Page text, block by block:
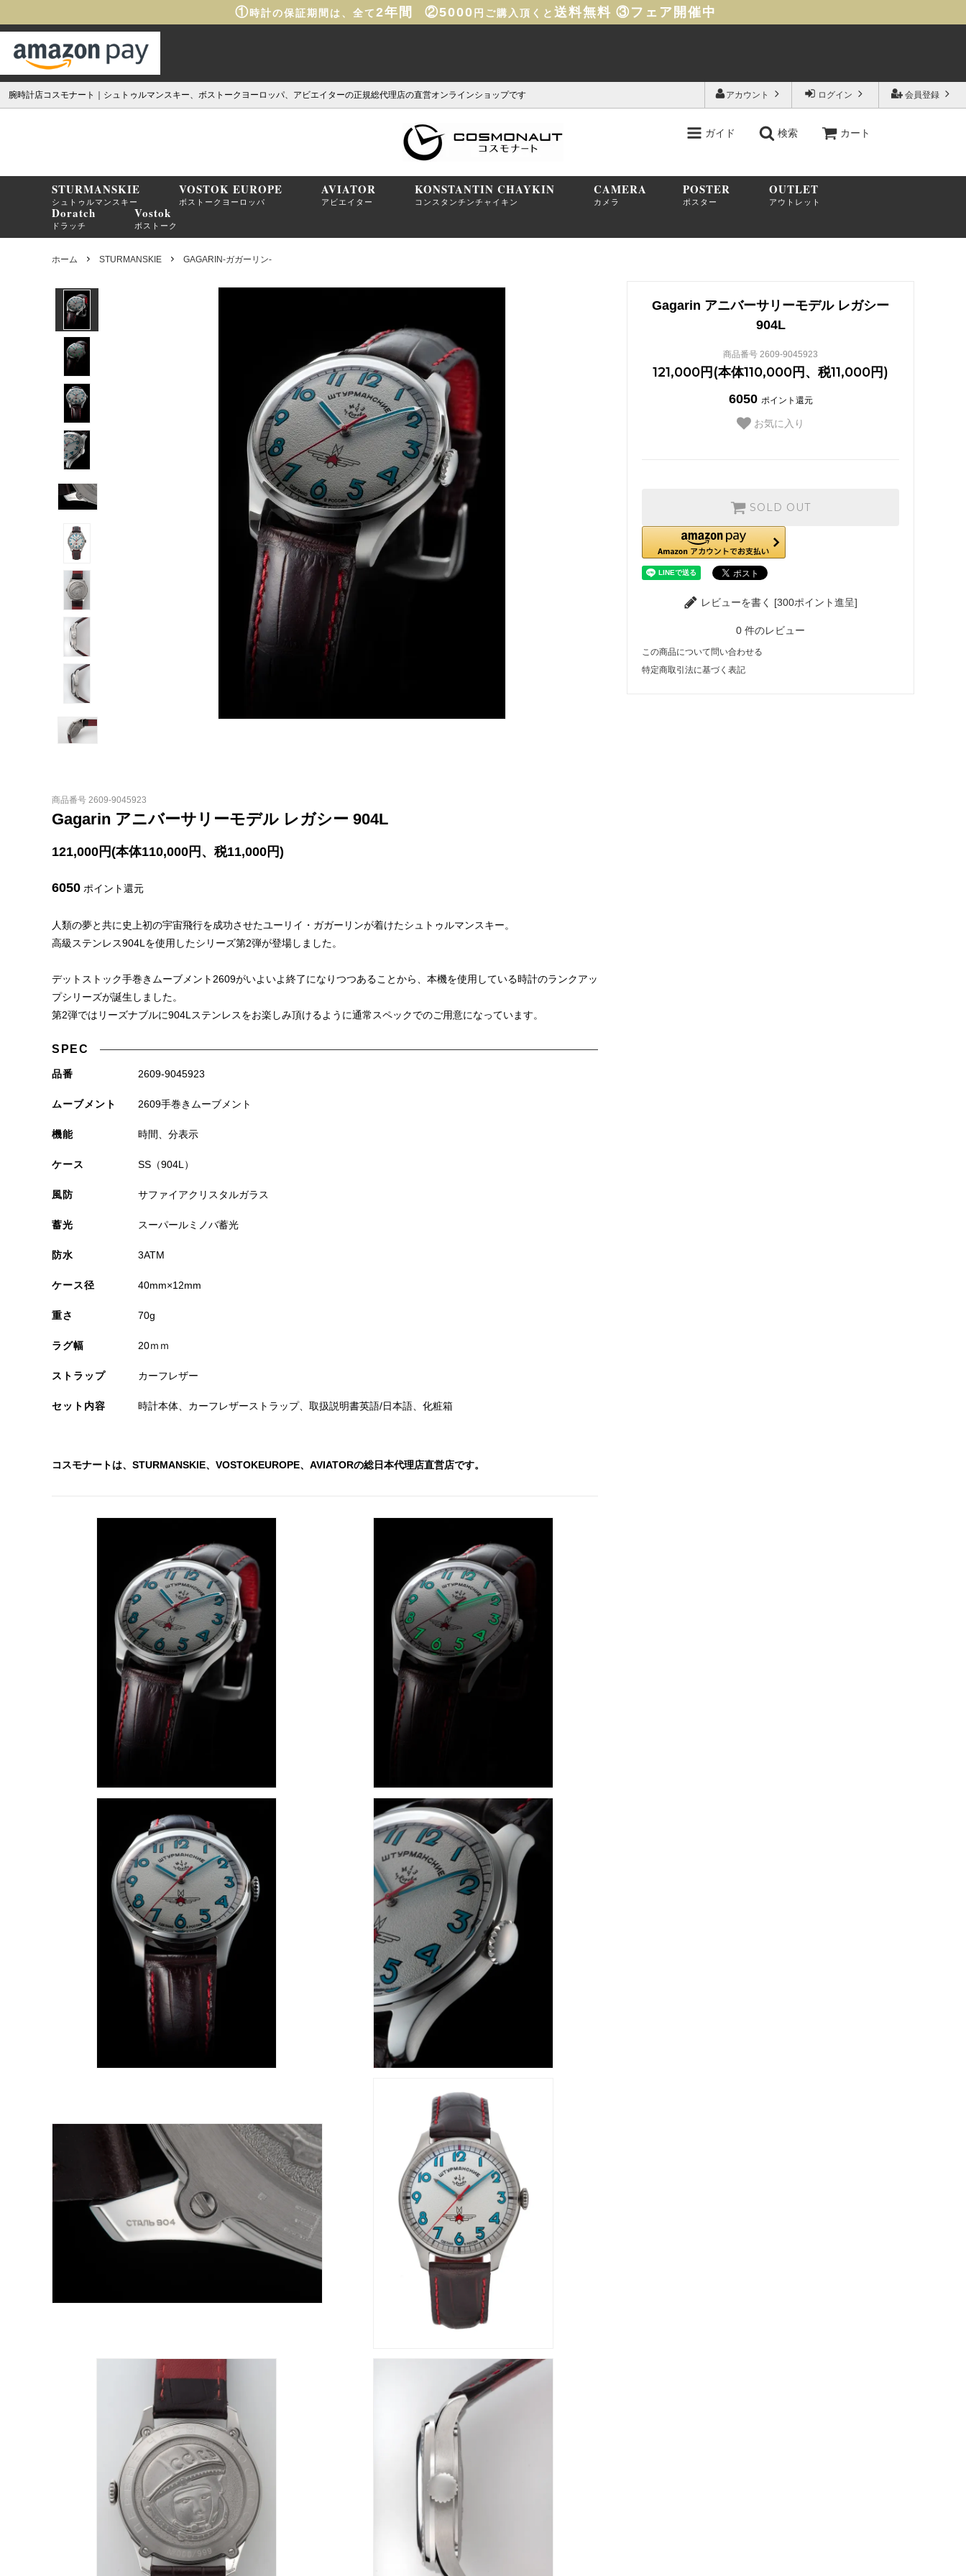
① 時計の保証期間は、全て2年間 ②5000 円ご購入頂くと 送料無料 ③フェア開催中
会員登録
ログイン
アカウント
腕時計店コスモナート｜シュトゥルマンスキー、ボストークヨーロッパ、アビエイターの正規総代理店の直営オンラインショップです
ガイド 検索 カート
STURMANSKIE
シュトゥルマンスキー
VOSTOK EUROPE
ボストークヨーロッパ
AVIATOR
アビエイター
KONSTANTIN CHAYKIN
コンスタンチンチャイキン
CAMERA
カメラ
POSTER
ポスター
OUTLET
アウトレット
Doratch
ドラッチ
Vostok
ボストーク
ホーム STURMANSKIE GAGARIN-ガガーリン-
Gagarin アニバーサリーモデル レガシー
904L
商品番号 2609-9045923
121,000円(本体110,000円、税11,000円)
6050 ポイント還元
お気に入り
SOLD OUT
レビューを書く [300ポイント進呈]
0 件のレビュー
この商品について問い合わせる
特定商取引法に基づく表記
商品番号 2609-9045923
Gagarin アニバーサリーモデル レガシー 904L
121,000円(本体110,000円、税11,000円)
6050 ポイント還元
人類の夢と共に史上初の宇宙飛行を成功させたユーリイ・ガガーリンが着けたシュトゥルマンスキー。
高級ステンレス904Lを使用したシリーズ第2弾が登場しました。
デットストック手巻きムーブメント2609がいよいよ終了になりつつあることから、本機を使用している時計のランクアッ
プシリーズが誕生しました。
第2弾ではリーズナブルに904Lステンレスをお楽しみ頂けるように通常スペックでのご用意になっています。
SPEC
品番 2609-9045923
ムーブメント 2609手巻きムーブメント
機能 時間、分表示
ケース SS（904L）
風防 サファイアクリスタルガラス
蓄光 スーパールミノバ蓄光
防水 3ATM
ケース径 40mm×12mm
重さ 70g
ラグ幅 20ｍｍ
ストラップ カーフレザー
セット内容 時計本体、カーフレザーストラップ、取扱説明書英語/日本語、化粧箱
コスモナートは、STURMANSKIE、VOSTOKEUROPE、AVIATORの総日本代理店直営店です。